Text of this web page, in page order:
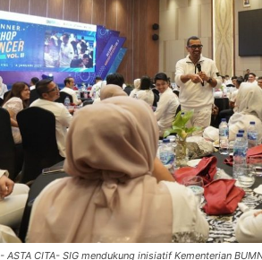
- ASTA CITA- SIG mendukung inisiatif Kementerian